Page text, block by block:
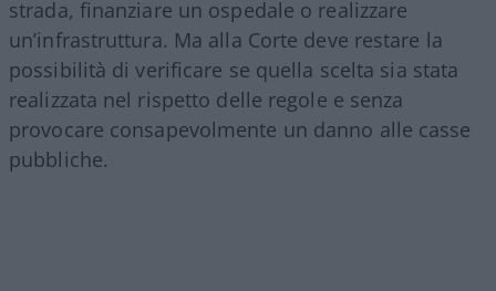
strada, finanziare un ospedale o realizzare
un’infrastruttura. Ma alla Corte deve restare la
possibilità di verificare se quella scelta sia stata
realizzata nel rispetto delle regole e senza
provocare consapevolmente un danno alle casse
pubbliche.